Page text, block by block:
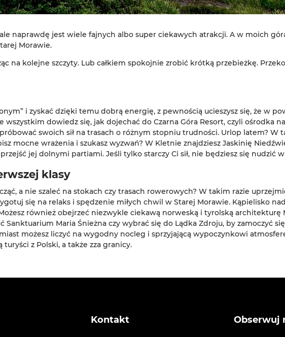
naprawdę jest wiele fajnych albo super ciekawych atrakcji. A w moich
Morawie.
na kolejne szczyty. Lub całkiem spokojnie zrobić krótką przebieżkę.
i zyskać dzięki temu dobrą energię, z pewnością ucieszysz się, że w
dowiedz się, jak dojechać do Czarna Góra Resort, czyli ośrodka
swoich sił na trasach o różnym stopniu trudności. Urlop latem? W
mocne wrażenia i szukasz wyzwań? W Kletnie znajdziesz Jaskinię
jej dolnymi partiami. Jeśli tylko starczy Ci sił, nie będziesz się nudzić
klasy
a nie szaleć na stokach czy trasach rowerowych? W takim razie
się na relaks i spędzenie miłych chwil w Starej Morawie. Kąpielisko
również obejrzeć niezwykle ciekawą norweską i tyrolską architekturę
Maria Śnieżna czy wybrać się do Lądka Zdroju, by zamoczyć
możesz liczyć na wygodny nocleg i sprzyjającą wypoczynkowi
z Polski, a także zza granicy.
Kontakt Obserwuj